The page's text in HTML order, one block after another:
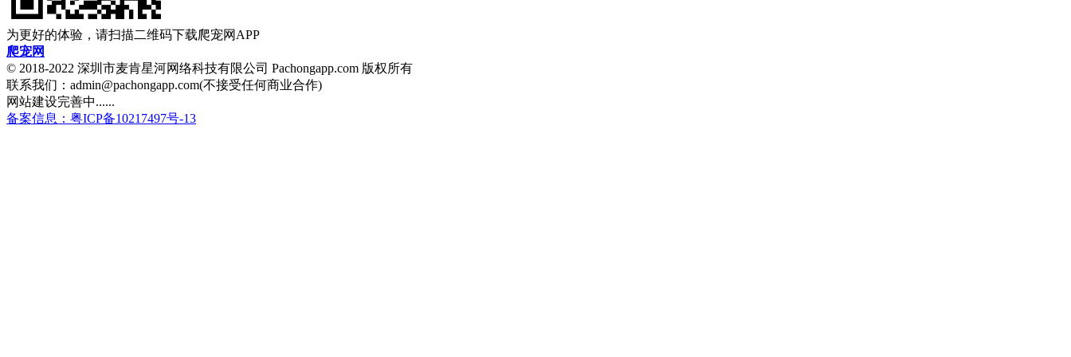
为更好的体验，请扫描二维码下载爬宠网APP
爬宠网
© 2018-2022 深圳市麦肯星河网络科技有限公司 Pachongapp.com 版权所有
联系我们：admin@pachongapp.com(不接受任何商业合作)
网站建设完善中......
备案信息：粤ICP备10217497号-13